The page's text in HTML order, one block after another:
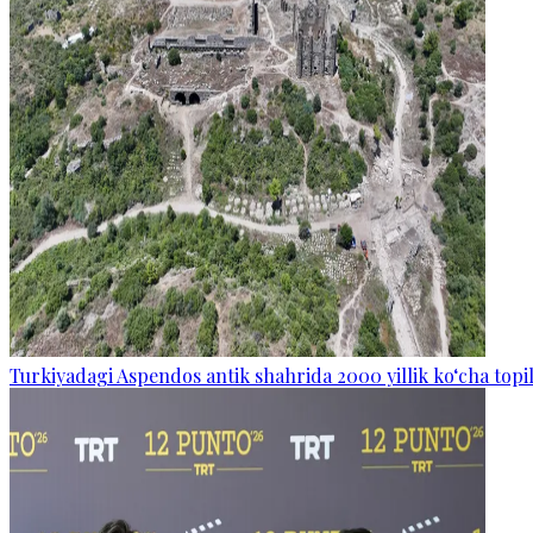
Turkiyadagi Aspendos antik shahrida 2000 yillik ko‘cha